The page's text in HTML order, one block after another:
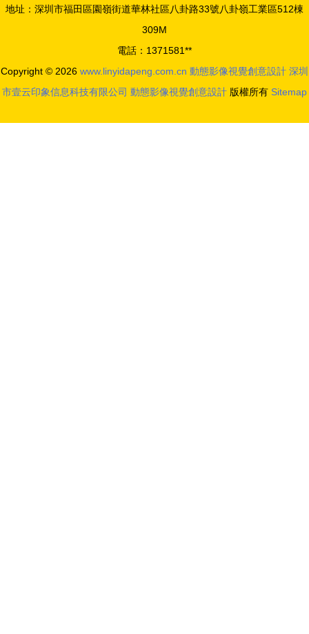
地址：深圳市福田區園嶺街道華林社區八卦路33號八卦嶺工業區512棟
309M
電話：1371581**
Copyright © 2026 www.linyidapeng.com.cn 動態影像視覺創意設計 深圳
市壹云印象信息科技有限公司 動態影像視覺創意設計 版權所有 Sitemap